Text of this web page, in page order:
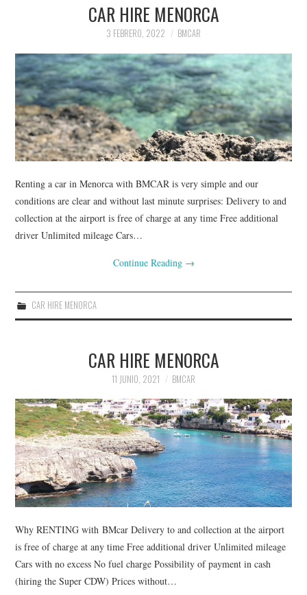
CAR HIRE MENORCA
3 FEBRERO, 2022 BMCAR
Renting a car in Menorca with BMCAR is very simple and our
conditions are clear and without last minute surprises: Delivery to and
collection at the airport is free of charge at any time Free additional
driver Unlimited mileage Cars…
Continue Reading →
CAR HIRE MENORCA
CAR HIRE MENORCA
11 JUNIO, 2021 BMCAR
Why RENTING with BMcar Delivery to and collection at the airport
is free of charge at any time Free additional driver Unlimited mileage
Cars with no excess No fuel charge Possibility of payment in cash
(hiring the Super CDW) Prices without…